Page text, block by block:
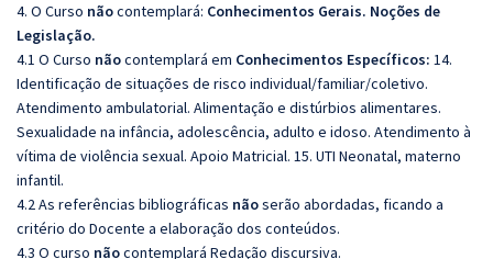
4. O Curso nãocontemplará: Conhecimentos Gerais. Noções de
Legislação.
4.1 O Curso nãocontemplará em Conhecimentos Específicos: 14.
Identificação de situações de risco individual/familiar/coletivo.
Atendimento ambulatorial. Alimentação e distúrbios alimentares.
Sexualidade na infância, adolescência, adulto e idoso. Atendimento à
vítima de violência sexual. Apoio Matricial. 15. UTI Neonatal, materno
infantil.
4.2 As referências bibliográficas nãoserão abordadas, ficando a
critério do Docente a elaboração dos conteúdos.
4.3 O curso nãocontemplará Redação discursiva.